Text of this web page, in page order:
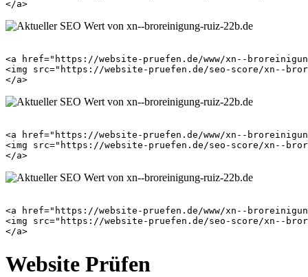
<a href="https://website-pruefen.de/www/xn--
<img src="https://website-pruefen.de/seo-score/xn--
<a href="https://website-pruefen.de/www/xn--
<img src="https://website-pruefen.de/seo-score/xn--
<a href="https://website-pruefen.de/www/xn--
<img src="https://website-pruefen.de/seo-score/xn--
Website Prüfen